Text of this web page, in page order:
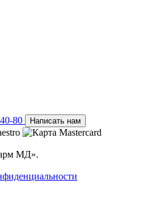
80 Написать нам
МД».